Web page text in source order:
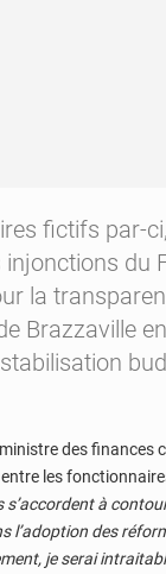
fictifs par-
du
la
Brazzaville
des finances
entre les
s’accordent à
l’adoption des
je serai